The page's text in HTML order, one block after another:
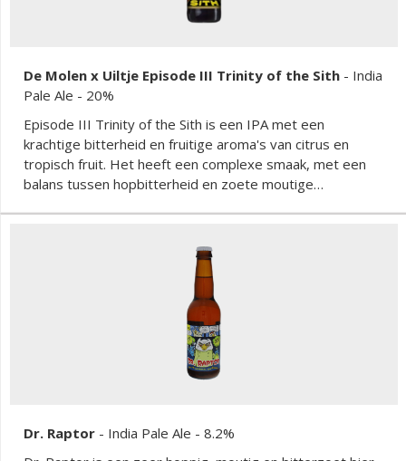
De Molen x Uiltje Episode III Trinity of the Sith - India
Pale Ale - 20%
Episode III Trinity of the Sith is een IPA met een
krachtige bitterheid en fruitige aroma's van citrus en
tropisch fruit. Het heeft een complexe smaak, met een
balans tussen hopbitterheid en zoete moutige
Dr. Raptor - India Pale Ale - 8.2%